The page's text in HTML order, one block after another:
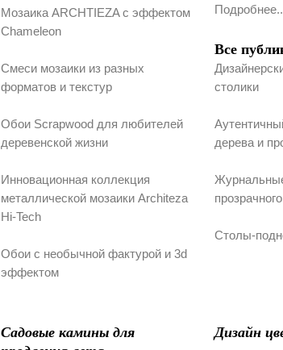
Мозаика ARCHTIEZA с эффектом
Chameleon
Смеси мозаики из разных
форматов и текстур
Обои Scrapwood для любителей
деревенской жизни
Инновационная коллекция
металлической мозаики Architeza
Hi-Tech
Обои с необычной фактурой и 3d
эффектом
Все
столики
дерева и
Столы-
Садовые камины для
Дизайн